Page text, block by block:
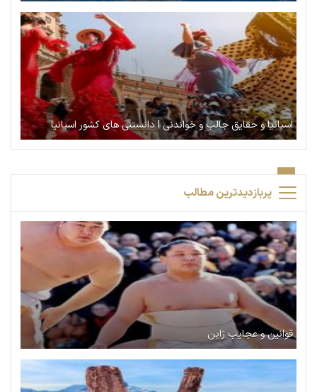
اسپانیا و حقایق جالب و خواندنی | دانستنی های کشور اسپانیا
پربازدیدترین مطالب
قوانین و عجایب ژاپن